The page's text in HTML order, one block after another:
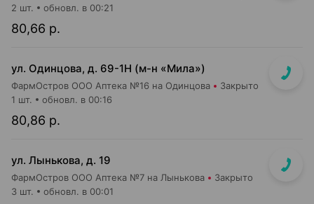
80,66 р.
2 шт. обновл. в 00:21
ул. Одинцова, д. 69-1Н (м-н «Мила»)
ФармОстров ООО Аптека №16 на Одинцова Закрыто
80,86 р.
1 шт. обновл. в 00:16
ул. Лынькова, д. 19
ФармОстров ООО Аптека №7 на Лынькова Закрыто
3 шт. обновл. в 00:01